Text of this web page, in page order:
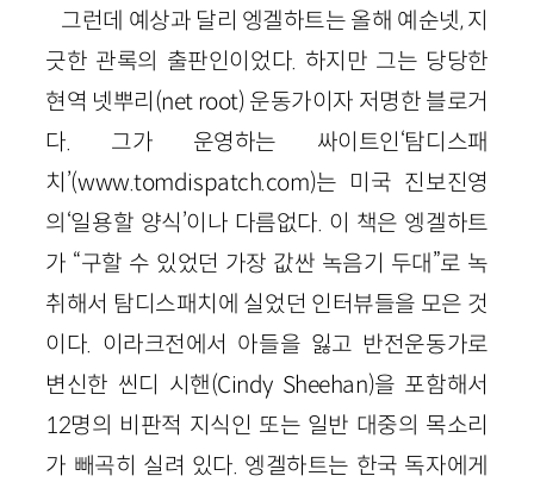
그런데 예상과 달리 엥겔하트는 올해 예순넷, 지
긋한 관록의 출판인이었다. 하지만 그는 당당한
현역 넷뿌리(net root) 운동가이자 저명한 블로거
다. 그가 운영하는 싸이트인‘탐디스패
치’(www.tomdispatch.com)는 미국 진보진영
의‘일용할 양식’이나 다름없다. 이 책은 엥겔하트
가 “구할 수 있었던 가장 값싼 녹음기 두대”로 녹
취해서 탐디스패치에 실었던 인터뷰들을 모은 것
이다. 이라크전에서 아들을 잃고 반전운동가로
변신한 씬디 시핸(Cindy Sheehan)을 포함해서
12명의 비판적 지식인 또는 일반 대중의 목소리
가 빼곡히 실려 있다. 엥겔하트는 한국 독자에게